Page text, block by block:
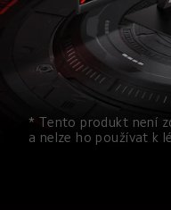
* Tento produkt není
a nelze ho používat k